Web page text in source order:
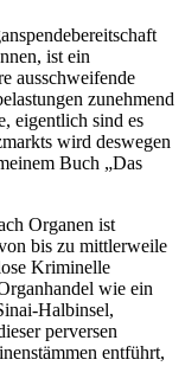
ist ein
ausschweifende
zunehmend
eigentlich sind es
wird deswegen
Buch „Das
Organen ist
bis zu mittlerweile
Kriminelle
wie ein
Halbinsel,
perversen
entführt,